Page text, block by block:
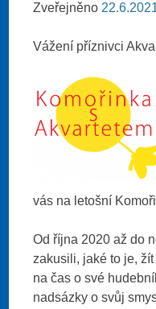
Zveřejněno
Vážení příznivci
vás na letošní
Od října 2020 až do
zakusili, jaké to je,
na čas o své
nadsázky o svůj